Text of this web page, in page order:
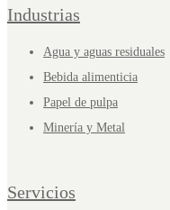
Industrias
Agua y aguas residuales
Bebida alimenticia
Papel de pulpa
Minería y Metal
Servicios